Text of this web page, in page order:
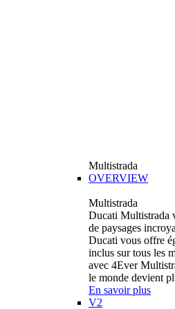
Multistrada
OVERVIEW
Multistrada
Ducati Multistrada
de paysages
Ducati vous offre
inclus sur tous les
avec 4Ever
le monde devient
En savoir plus
V2